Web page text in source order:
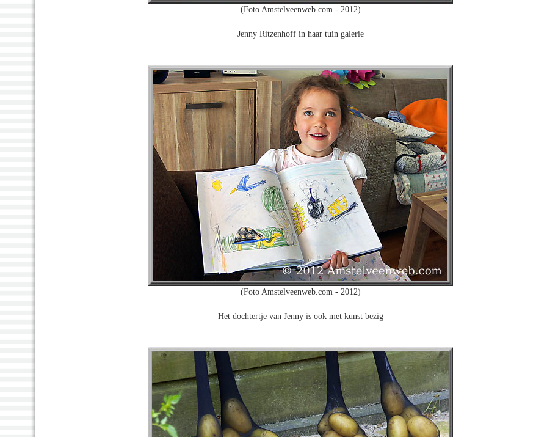
(Foto Amstelveenweb.com - 2012)
Jenny Ritzenhoff in haar tuin galerie
(Foto Amstelveenweb.com - 2012)
Het dochtertje van Jenny is ook met kunst bezig